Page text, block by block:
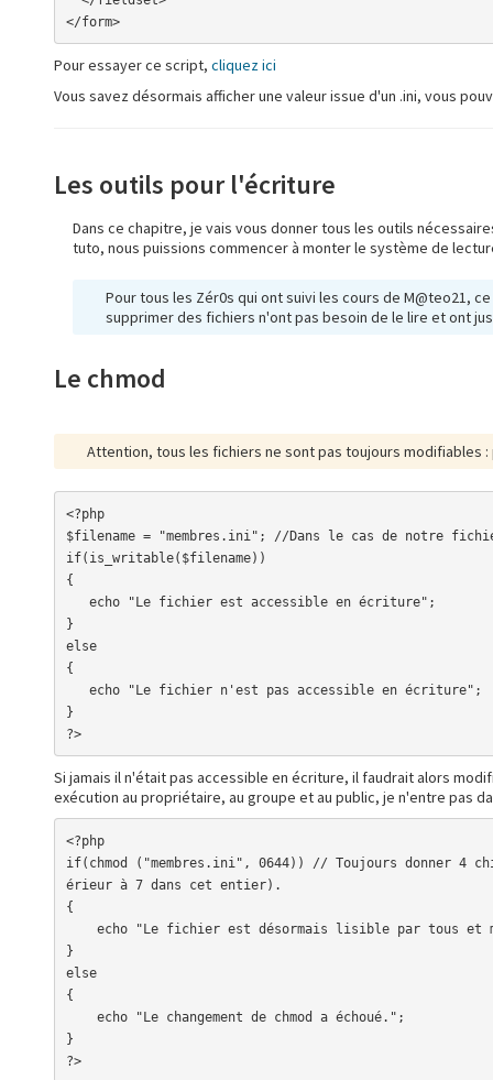
</form>
Pour essayer ce script, cliquez ici
Vous savez désormais afficher une valeur issue d'un .ini, vous
Les outils pour l'écriture
Dans ce chapitre, je vais vous donner tous les outils
tuto, nous puissions commencer à monter le système de
Pour tous les Zér0s qui ont suivi les cours de M@teo21,
supprimer des fichiers n'ont pas besoin de le lire et ont
Le chmod
Attention, tous les fichiers ne sont pas toujours modifiables
<?php
$filename = "membres.ini"; //Dans le cas de notre
if(is_writable($filename))
{
}
else
{
}
?>
Si jamais il n'était pas accessible en écriture, il faudrait alors
exécution au propriétaire, au groupe et au public, je n'entre pas
<?php
if(chmod ("membres.ini", 0644)) // Toujours donner 4
érieur à 7 dans cet entier).
{
}
else
{
}
?>